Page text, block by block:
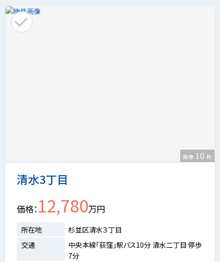
清水3丁目
画像 10 枚
価格 12,780万円
所在地
杉並区清水３丁目
交通
中央本線「荻窪」駅バス10分 清水二丁目 停歩
7分